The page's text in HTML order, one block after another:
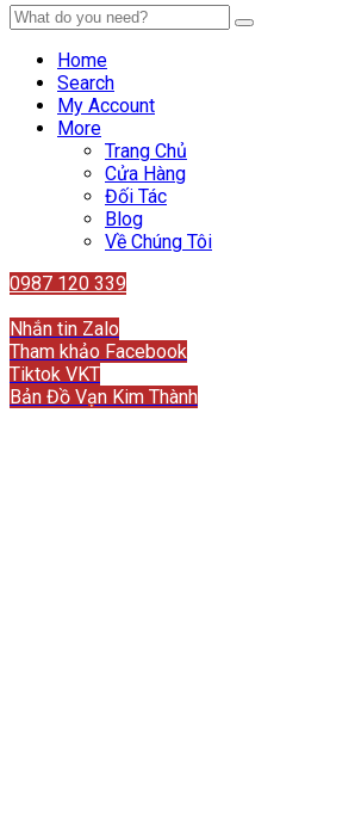
Home
Search
My Account
More
Trang Chủ
Cửa Hàng
Đối Tác
Blog
Về Chúng Tôi
0987 120 339
Nhắn tin Zalo
Tham khảo Facebook
Tiktok VKT
Bản Đồ Vạn Kim Thành